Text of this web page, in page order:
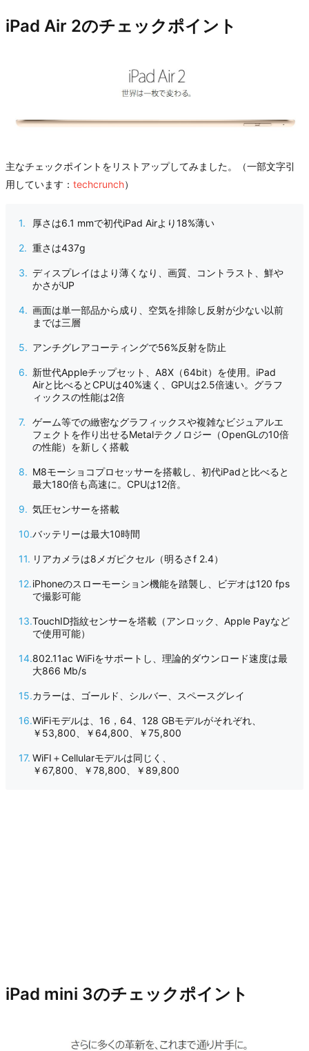
iPad Air 2のチェックポイント
主なチェックポイントをリストアップしてみました。（一部文字引
用しています： techcrunch）
厚さは6.1 mmで初代iPad Airより18%薄い
重さは437g
ディスプレイはより薄くなり、画質、コントラスト、鮮や
かさがUP
画面は単一部品から成り、空気を排除し反射が少ない以前
までは三層
アンチグレアコーティングで56%反射を防止
新世代Appleチップセット、A8X（64bit）を使用。iPad
Airと比べるとCPUは40%速く、GPUは2.5倍速い。グラフ
ィックスの性能は2倍
ゲーム等での緻密なグラフィックスや複雑なビジュアルエ
フェクトを作り出せるMetalテクノロジー（OpenGLの10倍
の性能）を新しく搭載
M8モーショコプロセッサーを搭載し、初代iPadと比べると
最大180倍も高速に。CPUは12倍。
気圧センサーを搭載
バッテリーは最大10時間
リアカメラは8メガピクセル（明るさf 2.4）
iPhoneのスローモーション機能を踏襲し、ビデオは120 fps
で撮影可能
TouchID指紋センサーを塔載（アンロック、Apple Payなど
で使用可能）
802.11ac WiFiをサポートし、理論的ダウンロード速度は最
大866 Mb/s
カラーは、ゴールド、シルバー、スペースグレイ
WiFiモデルは、16，64、128 GBモデルがそれぞれ、
￥53,800、￥64,800、￥75,800
WiFI＋Cellularモデルは同じく、
￥67,800、￥78,800、￥89,800
iPad mini 3のチェックポイント